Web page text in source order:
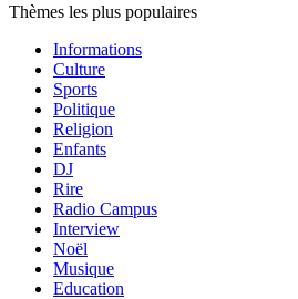
Thèmes les plus populaires
Informations
Culture
Sports
Politique
Religion
Enfants
DJ
Rire
Radio Campus
Interview
Noël
Musique
Education